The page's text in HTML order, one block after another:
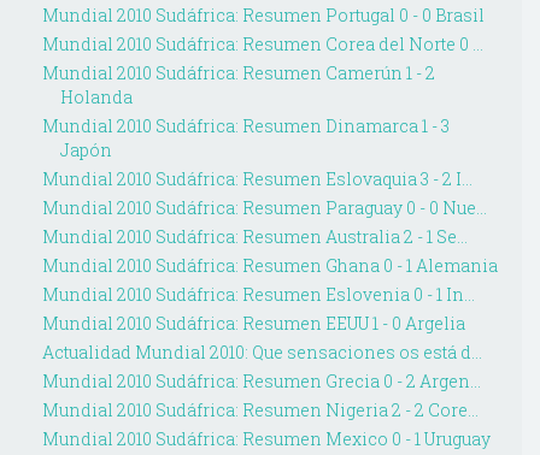
Mundial 2010 Sudáfrica: Resumen Portugal 0 - 0 Brasil
Mundial 2010 Sudáfrica: Resumen Corea del Norte 0 ...
Mundial 2010 Sudáfrica: Resumen Camerún 1 - 2
Holanda
Mundial 2010 Sudáfrica: Resumen Dinamarca 1 - 3
Japón
Mundial 2010 Sudáfrica: Resumen Eslovaquia 3 - 2 I...
Mundial 2010 Sudáfrica: Resumen Paraguay 0 - 0 Nue...
Mundial 2010 Sudáfrica: Resumen Australia 2 - 1 Se...
Mundial 2010 Sudáfrica: Resumen Ghana 0 - 1 Alemania
Mundial 2010 Sudáfrica: Resumen Eslovenia 0 - 1 In...
Mundial 2010 Sudáfrica: Resumen EEUU 1 - 0 Argelia
Actualidad Mundial 2010: Que sensaciones os está d...
Mundial 2010 Sudáfrica: Resumen Grecia 0 - 2 Argen...
Mundial 2010 Sudáfrica: Resumen Nigeria 2 - 2 Core...
Mundial 2010 Sudáfrica: Resumen Mexico 0 - 1 Uruguay